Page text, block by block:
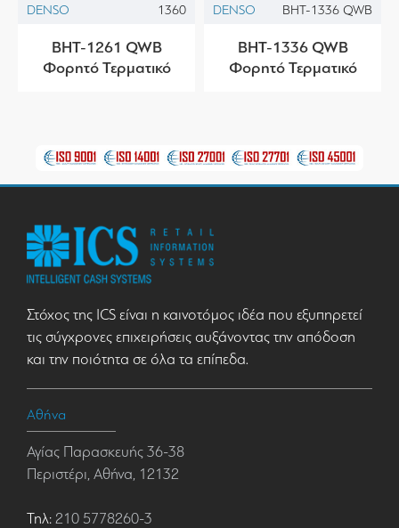
DENSO 1360
BHT-1261 QWB
Φορητό Τερματικό
DENSO BHT-1336 QWB
BHT-1336 QWB
Φορητό Τερματικό
Στόχος της ICS είναι η καινοτόμος ιδέα που εξυπηρετεί
τις σύγχρονες επιχειρήσεις αυξάνοντας την απόδοση
και την ποιότητα σε όλα τα επίπεδα.
Αθήνα
Αγίας Παρασκευής 36-38
Περιστέρι, Αθήνα, 12132
Τηλ: 210 5778260-3